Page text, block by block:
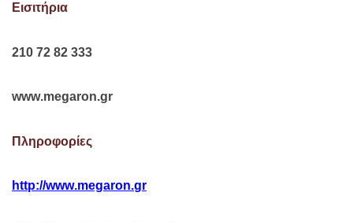
Εισιτήρια
210 72 82 333
www.megaron.gr
Πληροφορίες
http://www.megaron.gr